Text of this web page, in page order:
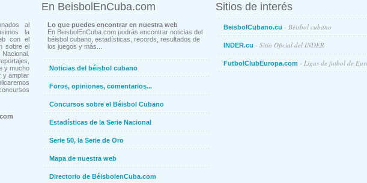
al
la
con el
sobre el
y mucho
y ampliar
En BeisbolEnCuba.com
Lo que puedes encontrar en nuestra web
En BeisbolEnCuba.com podrás encontrar noticias del
béisbol cubano, estadísticas, records, resultados de
los juegos y más...
Noticias del béisbol cubano
Foros, opiniones, comentarios...
Concursos sobre el Béisbol Cubano
Estadísticas de la Serie Nacional
Serie 50, la Serie de Oro
Mapa de nuestra web
Directorio de BéisbolenCuba.com
Sitios de interés
BeisbolCubano.cu - Béisbol cubano
INDER.cu - Sitio Oficial del INDER
FutbolClubEuropa.com - Ligas de futbol de